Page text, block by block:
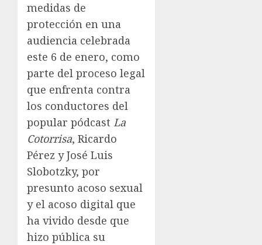
medidas de
protección en una
audiencia celebrada
este 6 de enero, como
parte del proceso legal
que enfrenta contra
los conductores del
popular pódcast La
Cotorrisa, Ricardo
Pérez y José Luis
Slobotzky, por
presunto acoso sexual
y el acoso digital que
ha vivido desde que
hizo pública su